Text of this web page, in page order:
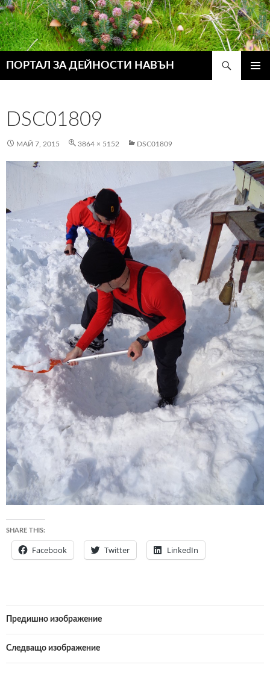
ПОРТАЛ ЗА ДЕЙНОСТИ НАВЪН
DSC01809
МАЙ 7, 2015 3864 × 5152 DSC01809
SHARE THIS:
Facebook Twitter LinkedIn
Предишно изображение
Следващо изображение